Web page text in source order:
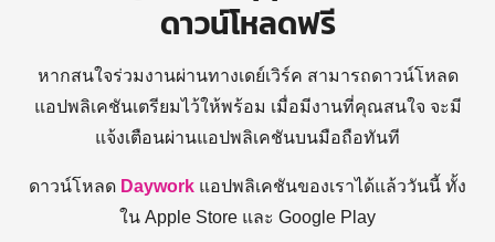
ดาวน์โหลดฟรี
หากสนใจร่วมงานผ่านทางเดย์เวิร์ค สามารถดาวน์โหลด
แอปพลิเคชันเตรียมไว้ให้พร้อม เมื่อมีงานที่คุณสนใจ จะมี
แจ้งเตือนผ่านแอปพลิเคชันบนมือถือทันที
ดาวน์โหลด Daywork แอปพลิเคชันของเราได้แล้ววันนี้ ทั้ง
ใน Apple Store และ Google Play